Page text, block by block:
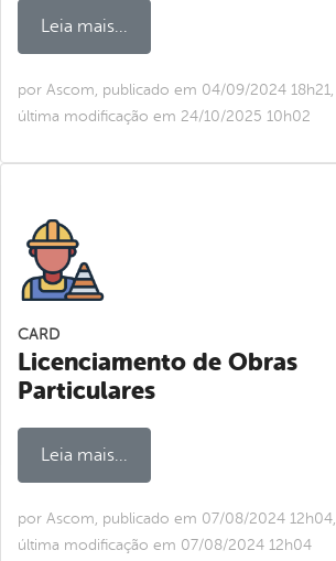
Leia mais...
por Ascom, publicado em 04/09/2024 18h21,
última modificação em 24/10/2025 10h02
CARD
Licenciamento de Obras
Particulares
Leia mais...
por Ascom, publicado em 07/08/2024 12h04,
última modificação em 07/08/2024 12h04